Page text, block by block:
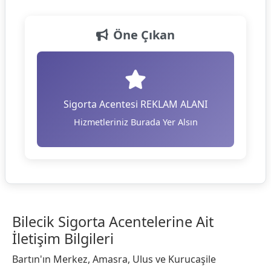
Öne Çıkan
Sigorta Acentesi REKLAM ALANI
Hizmetleriniz Burada Yer Alsın
Bilecik Sigorta Acentelerine Ait
İletişim Bilgileri
Bartın'ın Merkez, Amasra, Ulus ve Kurucaşile